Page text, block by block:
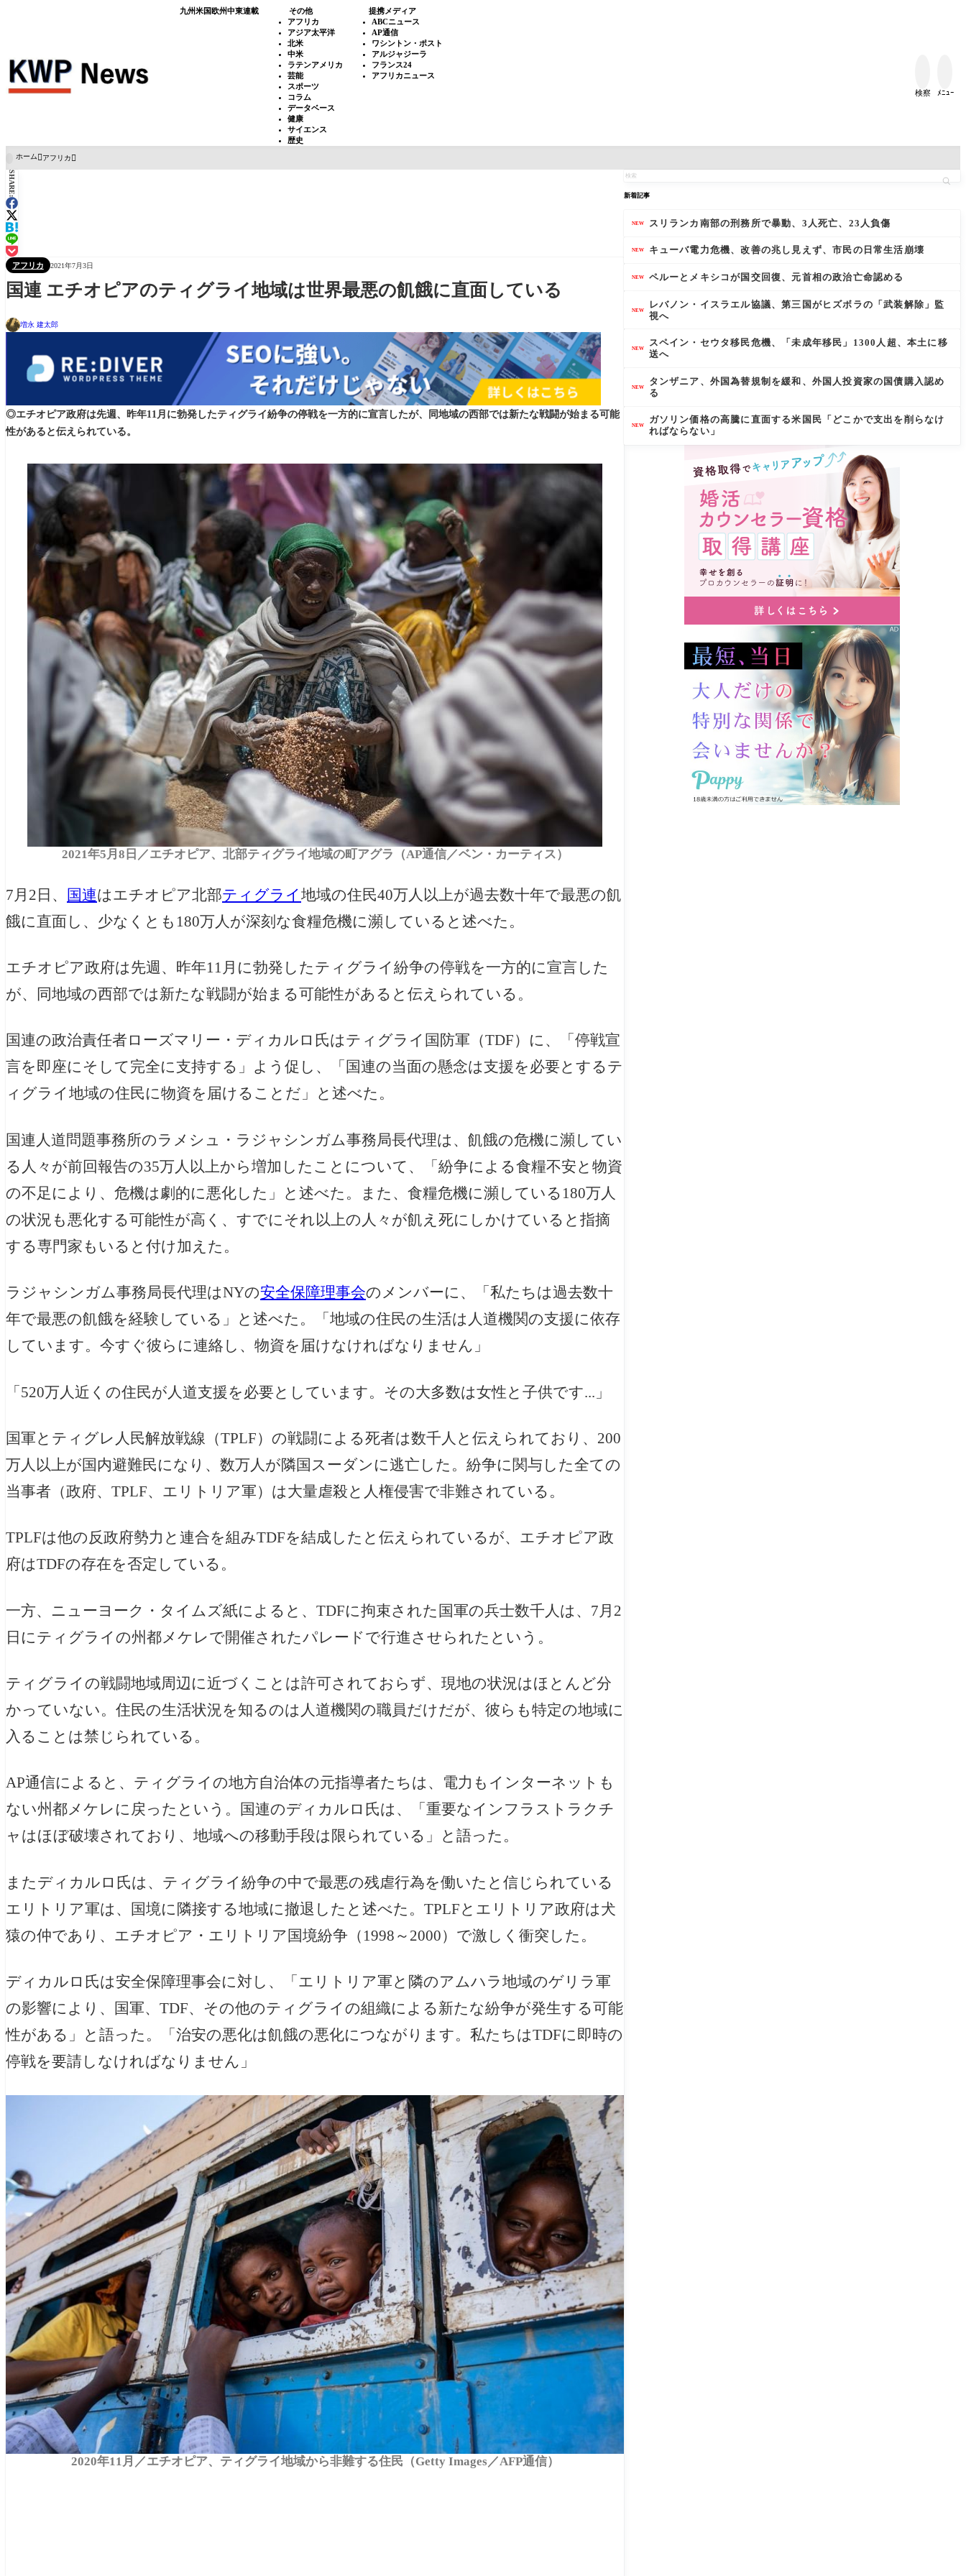
九州米国欧州中東連載
その他
アフリカ
アジア太平洋
北米
中米
ラテンアメリカ
芸能
スポーツ
コラム
データベース
健康
サイエンス
歴史
提携メディア
ABCニュース
AP通信
ワシントン・ポスト
アルジャジーラ
フランス24
アフリカニュース
検察 ﾒﾆｭｰ
ホーム アフリカ
SHARE:
アフリカ 2021年7月3日
国連 エチオピアのティグライ地域は世界最悪の飢餓に直面している
増永 建太郎
◎エチオピア政府は先週、昨年11月に勃発したティグライ紛争の停戦を一方的に宣言したが、同地域の西部では新たな戦闘が始まる可能
性があると伝えられている。
2021年5月8日／エチオピア、北部ティグライ地域の町アグラ（AP通信／ベン・カーティス）
7月2日、 国連はエチオピア北部ティグライ地域の住民40万人以上が過去数十年で最悪の飢
餓に直面し、少なくとも180万人が深刻な食糧危機に瀕していると述べた。
エチオピア政府は先週、昨年11月に勃発したティグライ紛争の停戦を一方的に宣言した
が、同地域の西部では新たな戦闘が始まる可能性があると伝えられている。
国連の政治責任者ローズマリー・ディカルロ氏はティグライ国防軍（TDF）に、「停戦宣
言を即座にそして完全に支持する」よう促し、「国連の当面の懸念は支援を必要とするテ
ィグライ地域の住民に物資を届けることだ」と述べた。
国連人道問題事務所のラメシュ・ラジャシンガム事務局長代理は、飢餓の危機に瀕してい
る人々が前回報告の35万人以上から増加したことについて、「紛争による食糧不安と物資
の不足により、危機は劇的に悪化した」と述べた。また、食糧危機に瀕している180万人
の状況も悪化する可能性が高く、すでにそれ以上の人々が飢え死にしかけていると指摘
する専門家もいると付け加えた。
ラジャシンガム事務局長代理はNYの安全保障理事会のメンバーに、「私たちは過去数十
年で最悪の飢餓を経験している」と述べた。「地域の住民の生活は人道機関の支援に依存
しています。今すぐ彼らに連絡し、物資を届けなければなりません」
「520万人近くの住民が人道支援を必要としています。その大多数は女性と子供です...」
国軍とティグレ人民解放戦線（TPLF）の戦闘による死者は数千人と伝えられており、200
万人以上が国内避難民になり、数万人が隣国スーダンに逃亡した。紛争に関与した全ての
当事者（政府、TPLF、エリトリア軍）は大量虐殺と人権侵害で非難されている。
TPLFは他の反政府勢力と連合を組みTDFを結成したと伝えられているが、エチオピア政
府はTDFの存在を否定している。
一方、ニューヨーク・タイムズ紙によると、TDFに拘束された国軍の兵士数千人は、7月2
日にティグライの州都メケレで開催されたパレードで行進させられたという。
ティグライの戦闘地域周辺に近づくことは許可されておらず、現地の状況はほとんど分
かっていない。住民の生活状況を知るのは人道機関の職員だけだが、彼らも特定の地域に
入ることは禁じられている。
AP通信によると、ティグライの地方自治体の元指導者たちは、電力もインターネットも
ない州都メケレに戻ったという。国連のディカルロ氏は、
「重要なインフラストラクチ
ャはほぼ破壊されており、地域への移動手段は限られている」と語った。
またディカルロ氏は、ティグライ紛争の中で最悪の残虐行為を働いたと信じられている
エリトリア軍は、国境に隣接する地域に撤退したと述べた。TPLFとエリトリア政府は犬
猿の仲であり、エチオピア・エリトリア国境紛争（1998～2000）で激しく衝突した。
ディカルロ氏は安全保障理事会に対し、「エリトリア軍と隣のアムハラ地域のゲリラ軍
の影響により、国軍、TDF、その他のティグライの組織による新たな紛争が発生する可能
性がある」と語った。
「治安の悪化は飢餓の悪化につながります。私たちはTDFに即時の
停戦を要請しなければなりません」
2020年11月／エチオピア、ティグライ地域から非難する住民（Getty Images／AFP通信）
新着記事
NEW スリランカ南部の刑務所で暴動、3人死亡、23人負傷
NEW キューバ電力危機、改善の兆し見えず、市民の日常生活崩壊
NEW ペルーとメキシコが国交回復、元首相の政治亡命認める
NEW
レバノン・イスラエル協議、第三国がヒズボラの「武装解除」監
視へ
NEW
スペイン・セウタ移民危機、「未成年移民」1300人超、本土に移
送へ
NEW
タンザニア、外国為替規制を緩和、外国人投資家の国債購入認め
る
NEW
ガソリン価格の高騰に直面する米国民「どこかで支出を削らなけ
ればならない」